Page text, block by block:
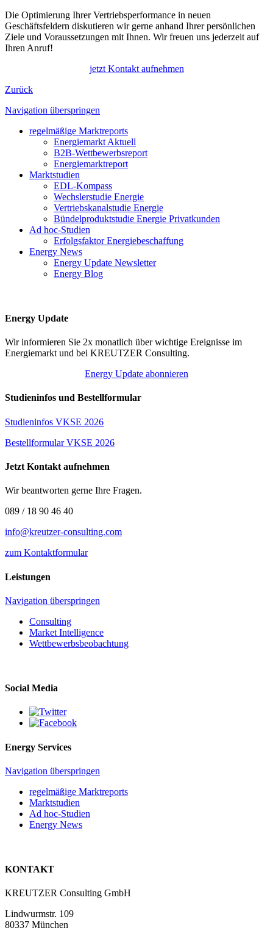
Die Optimierung Ihrer Vertriebsperformance in neuen
Geschäftsfeldern diskutieren wir gerne anhand Ihrer persönlichen
Ziele und Voraussetzungen mit Ihnen. Wir freuen uns jederzeit auf
Ihren Anruf!
jetzt Kontakt aufnehmen
Zurück
Navigation überspringen
regelmäßige Marktreports
Energiemarkt Aktuell
B2B-Wettbewerbsreport
Energiemarktreport
Marktstudien
EDL-Kompass
Wechslerstudie Energie
Vertriebskanalstudie Energie
Bündelproduktstudie Energie Privatkunden
Ad hoc-Studien
Erfolgsfaktor Energiebeschaffung
Energy News
Energy Update Newsletter
Energy Blog
Energy Update
Wir informieren Sie 2x monatlich über wichtige Ereignisse im
Energiemarkt und bei KREUTZER Consulting.
Energy Update abonnieren
Studieninfos und Bestellformular
Studieninfos VKSE 2026
Bestellformular VKSE 2026
Jetzt Kontakt aufnehmen
Wir beantworten gerne Ihre Fragen.
089 / 18 90 46 40
info@kreutzer-consulting.com
zum Kontaktformular
Leistungen
Navigation überspringen
Consulting
Market Intelligence
Wettbewerbs­beobachtung
Social Media
Energy Services
Navigation überspringen
regelmäßige Marktreports
Marktstudien
Ad hoc-Studien
Energy News
KONTAKT
KREUTZER Consulting GmbH
Lindwurmstr. 109
80337 München